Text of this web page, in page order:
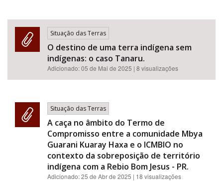
Situação das Terras
O destino de uma terra indígena sem
indígenas: o caso Tanaru.
Adicionado:05 de Mai de 2025 | 8 visualizações
Situação das Terras
A caça no âmbito do Termo de
Compromisso entre a comunidade Mbya
Guarani Kuaray Haxa e o ICMBIO no
contexto da sobreposição de território
indígena com a Rebio Bom Jesus - PR.
Adicionado:25 de Abr de 2025 | 18 visualizações